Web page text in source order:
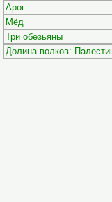
Арог
Мёд
Три обезьяны
Долина волков: